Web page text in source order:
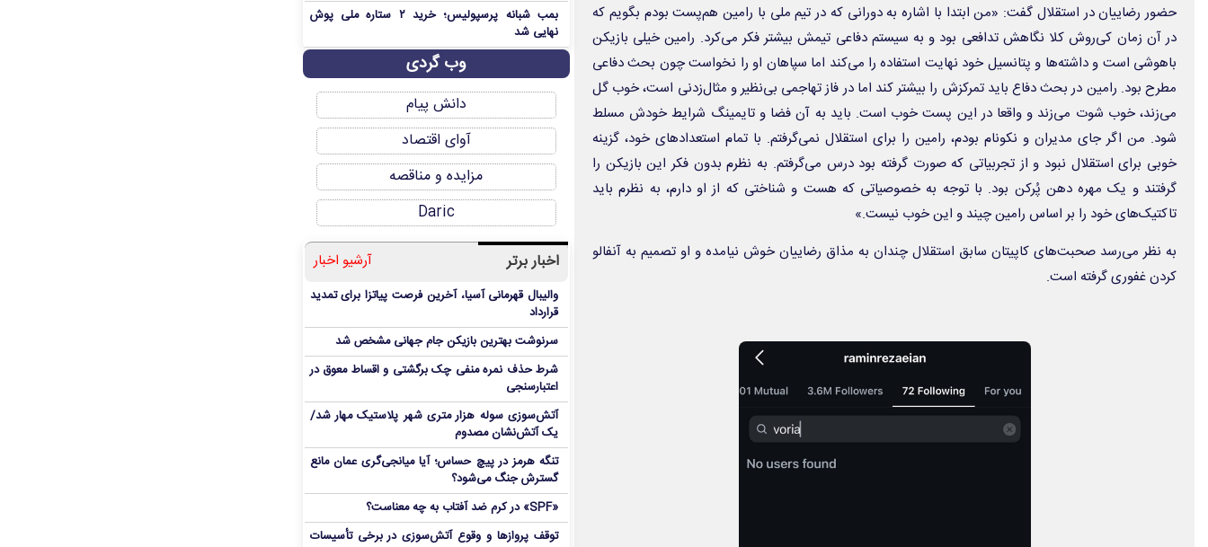
حضور رضاییان در استقلال گفت: «من ابتدا با اشاره به دورانی که در تیم ملی با رامین هم‌پست بودم بگویم که
در آن زمان کی‌‎روش کلا نگاهش تدافعی بود و به سیستم دفاعی تیمش بیشتر فکر می‌کرد. رامین خیلی بازیکن
باهوشی است و داشته‌ها و پتانسیل خود نهایت استفاده را می‌کند اما سپاهان او را نخواست چون بحث دفاعی
مطرح بود. رامین در بحث دفاع باید تمرکزش را بیشتر کند اما در فاز تهاجمی بی‌نظیر و مثال‌زدنی است، خوب گل
می‌زند، خوب شوت می‌زند و واقعا در این پست خوب است. باید به آن فضا و تایمینگ شرایط خودش مسلط
شود. من اگر جای مدیران و نکونام بودم، رامین را برای استقلال نمی‌گرفتم. با تمام استعدادهای خود، گزینه‎
خوبی برای استقلال نبود و از تجربیاتی که صورت گرفته بود درس می‌گرفتم. به نظرم بدون فکر این بازیکن را
گرفتند و یک مهره دهن پُرکن بود. با توجه به خصوصیاتی که هست و شناختی که از او دارم، به نظرم باید
تاکتیک‌های خود را بر اساس رامین چیند و این خوب نیست.»
به نظر می‌رسد صحبت‌های کاپیتان سابق استقلال چندان به مذاق رضاییان خوش نیامده و او تصمیم به آنفالو
کردن غفوری گرفته است.
بمب شبانه پرسپولیس؛ خرید ۲ ستاره ملی پوش
نهایی شد
وب گردی
دانش پیام
آوای اقتصاد
مزایده و مناقصه
Daric
اخبار برتر آرشیو اخبار
والیبال قهرمانی آسیا، آخرین فرصت پیاتزا برای تمدید
قرارداد
سرنوشت بهترین بازیکن جام جهانی مشخص شد
شرط حذف نمره منفی چک برگشتی و اقساط معوق در
اعتبارسنجی
آتش‌سوزی سوله هزار متری شهر پلاستیک مهار شد/
یک آتش‌نشان مصدوم
تنگه هرمز در پیچ حساس؛ آیا میانجی‌گری عمان مانع
گسترش جنگ می‌شود؟
«SPF» در کرم ضد آفتاب به چه معناست؟
توقف پروازها و وقوع آتش‌سوزی در برخی تأسیسات